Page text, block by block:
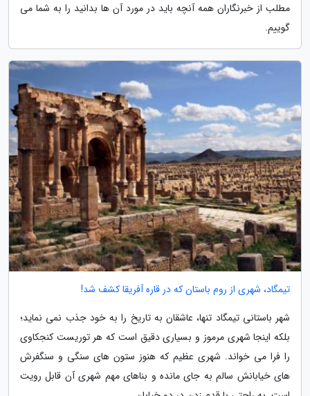
مطلب از خبرنگاران همه آنچه باید در مورد آن ها بدانید را به شما می
گوییم.
تیمگاد، شهری از روم باستان که در قاره آفریقا کشف شد!
شهر باستانی تیمگاد تنها، عاشقان به تاریخ را به خود جذب نمی نماید؛
بلکه اینجا شهری مرموز و بسیاری دقیق است که هر توریست کنجکاوی
را فرا می خواند. شهری عظیم که هنوز ستون های سنگی و سنگفرش
های خیابانش سالم به جای مانده و بناهای مهم شهری آن قابل رویت